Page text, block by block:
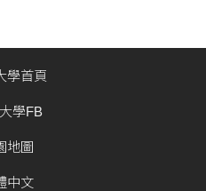
學首頁
學FB
地圖
中文